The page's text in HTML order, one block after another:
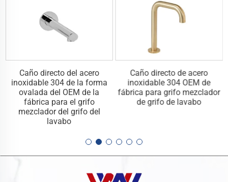
Caño directo del acero
inoxidable 304 de la forma
ovalada del OEM de la
fábrica para el grifo
mezclador del grifo del
lavabo
Caño directo de acero
inoxidable 304 OEM de
fábrica para grifo mezclador
de grifo de lavabo